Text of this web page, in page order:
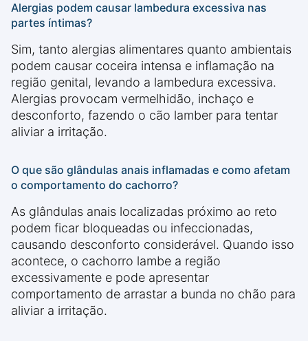
Alergias podem causar lambedura excessiva nas
partes íntimas?
Sim, tanto alergias alimentares quanto ambientais
podem causar coceira intensa e inflamação na
região genital, levando a lambedura excessiva.
Alergias provocam vermelhidão, inchaço e
desconforto, fazendo o cão lamber para tentar
aliviar a irritação.
O que são glândulas anais inflamadas e como afetam
o comportamento do cachorro?
As glândulas anais localizadas próximo ao reto
podem ficar bloqueadas ou infeccionadas,
causando desconforto considerável. Quando isso
acontece, o cachorro lambe a região
excessivamente e pode apresentar
comportamento de arrastar a bunda no chão para
aliviar a irritação.